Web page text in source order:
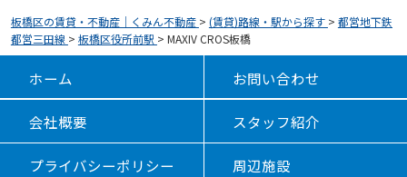
板橋区の賃貸・不動産｜くみん不動産 > (賃貸)路線・駅から探す > 都営地下鉄
都営三田線 > 板橋区役所前駅 > MAXIV CROS板橋
ホーム お問い合わせ
会社概要 スタッフ紹介
プライバシーポリシー 周辺施設